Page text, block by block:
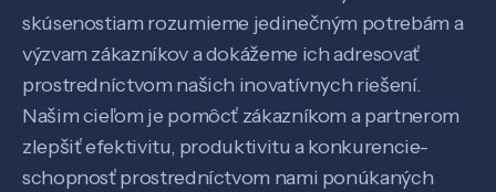
Veda a výskum
Pôsobenie
skúsenostiam rozumieme jedinečným potrebám a
výzvam zákazníkov a dokážeme ich adresovať
prostredníctvom našich inovatívnych riešení.
Našim cieľom je pomôcť zákazníkom a partnerom
zlepšiť efektivitu, produktivitu a konkurencie-
schopnosť prostredníctvom nami ponúkaných